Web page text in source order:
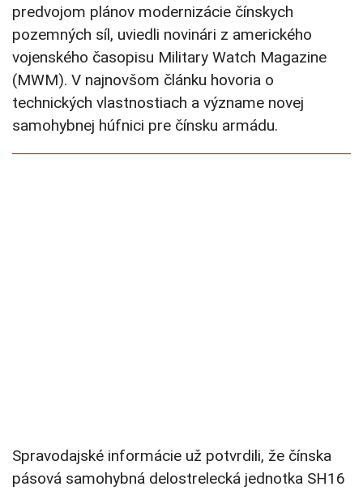
predvojom plánov modernizácie čínskych
pozemných síl, uviedli novinári z amerického
vojenského časopisu Military Watch Magazine
(MWM). V najnovšom článku hovoria o
technických vlastnostiach a význame novej
samohybnej húfnici pre čínsku armádu.
Spravodajské informácie už potvrdili, že čínska
pásová samohybná delostrelecká jednotka SH16